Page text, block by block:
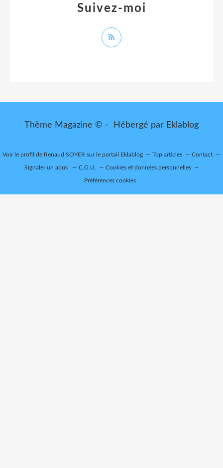
Suivez-moi
Thème Magazine © - Hébergé par Eklablog
Voir le profil de Renaud SOYER sur le portail Eklablog Top articles Contact
Signaler un abus C.G.U. Cookies et données personnelles
Préférences cookies